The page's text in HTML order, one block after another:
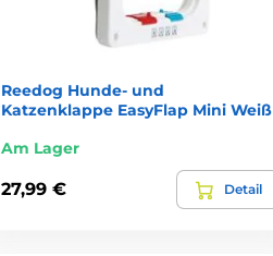
Reedog Hunde- und
Katzenklappe EasyFlap Mini Weiß
Am Lager
27,99 € Detail